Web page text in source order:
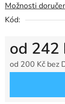
Možnosti
Kód:
od 242
od 200 Kč bez